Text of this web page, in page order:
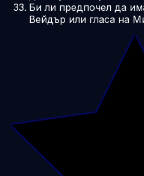
Би ли предпочел да
Вейдър или гласа на